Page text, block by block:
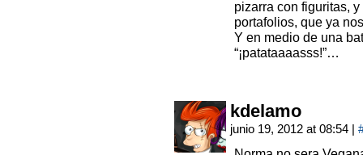
pizarra con figuritas,
portafolios, que ya
Y en medio de una
“¡patataaaasss!”…
kdelamo
junio 19, 2012 at 08:54 |